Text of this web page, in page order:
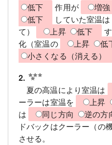
低下
作用が 増強
低下
していた室温
て）
上昇 低下
化（室温の
上昇 低
小さくなる（消える）
2.
夏の高温により室温は
ーラーは室温を
上昇
は
同じ方向 逆の方
ドバックはクーラー（の
させる。